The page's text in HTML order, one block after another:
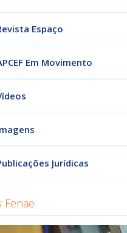
Espaço
Em Movimento
Jurídicas
Fenae